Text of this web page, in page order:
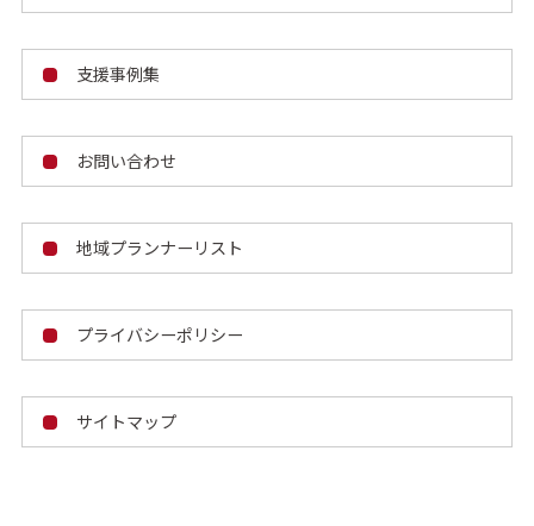
支援事例集
お問い合わせ
地域プランナーリスト
プライバシーポリシー
サイトマップ